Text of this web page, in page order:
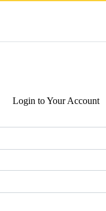
Login to Your Account